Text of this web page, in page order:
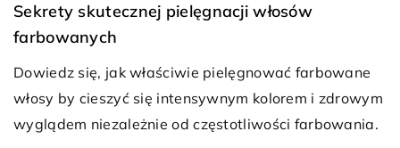
Sekrety skutecznej pielęgnacji włosów
farbowanych
Dowiedz się, jak właściwie pielęgnować farbowane
włosy by cieszyć się intensywnym kolorem i zdrowym
wyglądem niezależnie od częstotliwości farbowania.